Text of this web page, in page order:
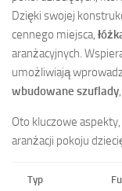
Dzięki swojej
cennego miejsca,
aranżacyjnych.
umożliwiają
wbudowane szuflady
Oto kluczowe
aranżacji pokoju
Typ